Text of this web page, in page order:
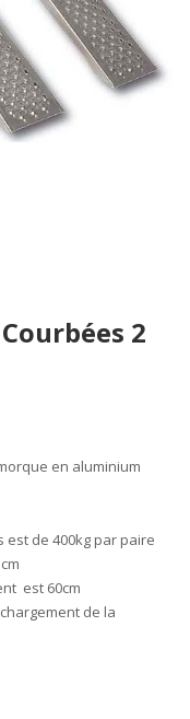
2
en aluminium
est de 400kg par paire
est 60cm
de la